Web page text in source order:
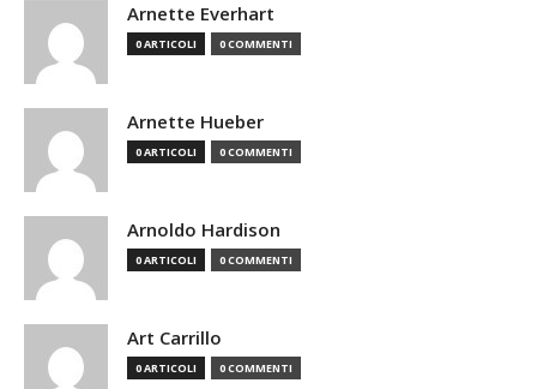
Arnette Everhart
0 ARTICOLI 0 COMMENTI
Arnette Hueber
0 ARTICOLI 0 COMMENTI
Arnoldo Hardison
0 ARTICOLI 0 COMMENTI
Art Carrillo
0 ARTICOLI 0 COMMENTI